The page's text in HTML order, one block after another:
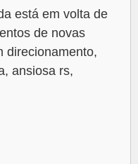
está em volta de
de novas
direcionamento,
ansiosa rs,